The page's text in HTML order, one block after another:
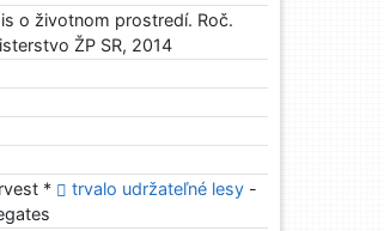
o životnom prostredí. Roč.
ŽP SR, 2014
* trvalo udržateľné lesy -